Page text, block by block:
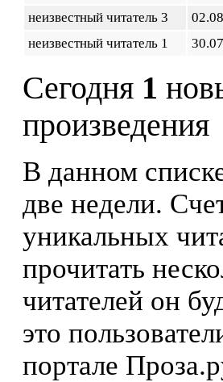
неизвестный читатель 3
неизвестный читатель 1
Сегодня 1
произведения
В данном
две недели.
уникальных
прочитать
читателей он
это
портале